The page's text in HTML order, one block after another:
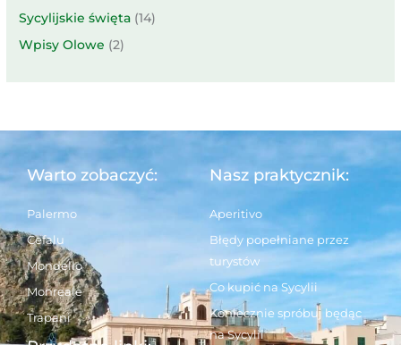
Sycylijskie święta (14)
Wpisy Olowe (2)
Warto zobaczyć:
Palermo
Cefalu
Mondello
Monreale
Trapani
Nasz praktycznik:
Aperitivo
Błędy popełniane przez
turystów
Co kupić na Sycylii
Koniecznie spróbuj będąc
na Sycylii